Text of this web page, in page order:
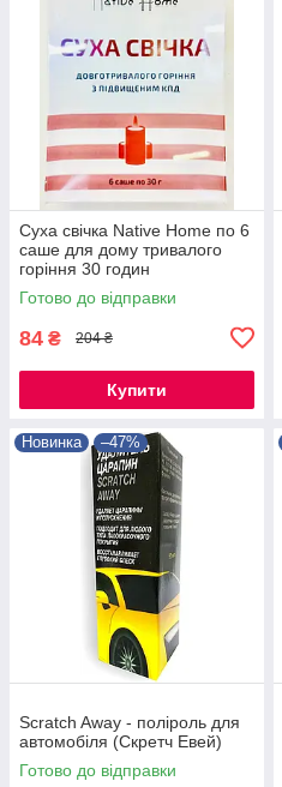
Суха свічка Native Home по 6
саше для дому тривалого
горіння 30 годин
Готово до відправки
84 ₴ 204 ₴
Купити
Новинка –47%
Scratch Away - поліроль для
автомобіля (Скретч Евей)
Готово до відправки